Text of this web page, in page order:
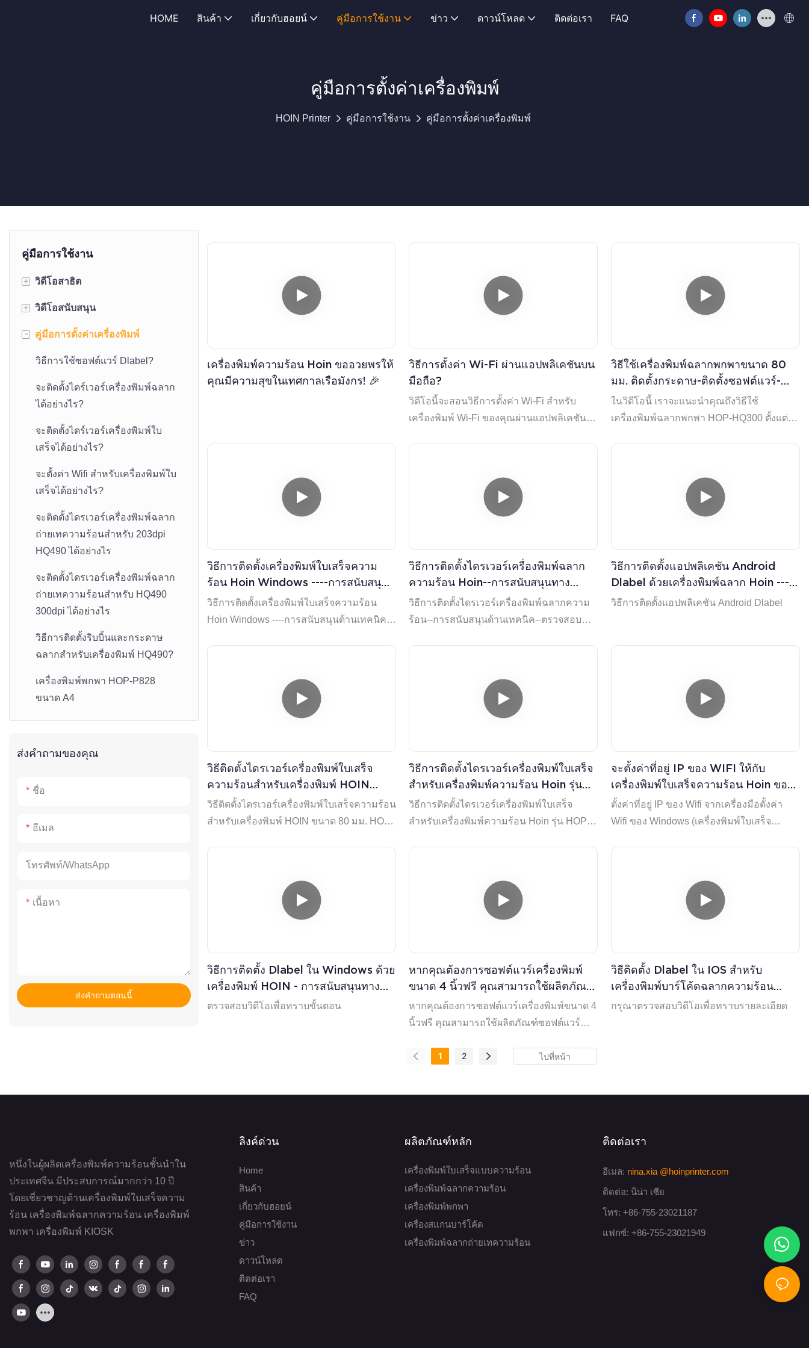
HOME สินค้า เกี่ยวกับฮอยน์ คู่มือการใช้งาน ข่าว ดาวน์โหลด ติดต่อเรา FAQ
คู่มือการตั้งค่าเครื่องพิมพ์
HOIN Printer คู่มือการใช้งาน คู่มือการตั้งค่าเครื่องพิมพ์
คู่มือการใช้งาน
+ วิดีโอสาธิต
เครื่องพิมพ์ความร้อน HOP-E58
เครื่องพิมพ์ความร้อน HOP-H58
เครื่องพิมพ์ความร้อน HOP-E582
เครื่องพิมพ์ความร้อน HOP-E801
มม.
อัตโนมัติ HOP-E803
ขนาด 80 มม.
เครื่องพิมพ์ความร้อนสัญญาณ
เครื่องพิมพ์ความร้อนแบบตัด
อัตโนมัติ HOP-H806 ขนาด 80
เครื่องพิมพ์พกพา HOP-HQ201 2
HL2200
ขนาด 3 นิ้ว
เครื่องพิมพ์ฉลากและใบเสร็จ
เครื่องพิมพ์ฉลากจัดส่ง HOP-H400
เครื่องพิมพ์ฉลากจัดส่ง HOP-
เครื่องพิมพ์พกพา HOP-E300
ขนาด 80 มม.
HOP-E583
A42 ขนาด A4
เครื่องสแกนบาร์โค้ด
เครื่องพิมพ์พกพา HOP-HQ400
ขนาด 4 นิ้ว
เครื่องพิมพ์พกพา HOP-P828
ขนาด A4
+ วิดีโอสนับสนุน
เครื่องพิมพ์ฉลากและใบเสร็จ
เครื่องพิมพ์ฉลากจัดส่ง HOP-H400
เครื่องพิมพ์ใบเสร็จ HOP-E801
ขนาด 80 มม.
เครื่องพิมพ์ตั้งโต๊ะ HOP-H58
ขนาด 58 มม.
เครื่องพิมพ์ใบเสร็จสัญญาณเตือน
ภัยในครัว HOP-H801
เครื่องพิมพ์ใบเสร็จพร้อมเครื่องตัด
มม.
เครื่องพิมพ์ใบเสร็จพร้อมเครื่องตัด
ขนาด 80 มม.
ขนาด 58 มม.
1 รุ่น HOP-HQ300
เครื่องพิมพ์ขนาดเล็ก HOP-MX7
เครื่องพิมพ์ขนาดเล็ก HOP-MX8
เครื่องพิมพ์พกพา HOP-E200
เครื่องพิมพ์ใบเสร็จขนาดเล็ก 2 นิ้ว
HOP-E582
เครื่องพิมพ์พกพา HOP-E583
- คู่มือการตั้งค่าเครื่องพิมพ์
วิธีการใช้ซอฟต์แวร์ Dlabel?
จะติดตั้งไดร์เวอร์เครื่องพิมพ์ฉลาก
ได้อย่างไร?
จะติดตั้งไดร์เวอร์เครื่องพิมพ์ใบ
เสร็จได้อย่างไร?
จะตั้งค่า Wifi สำหรับเครื่องพิมพ์ใบ
เสร็จได้อย่างไร?
จะติดตั้งไดรเวอร์เครื่องพิมพ์ฉลาก
ถ่ายเทความร้อนสำหรับ 203dpi
HQ490 ได้อย่างไร
จะติดตั้งไดรเวอร์เครื่องพิมพ์ฉลาก
ถ่ายเทความร้อนสำหรับ HQ490
300dpi ได้อย่างไร
วิธีการติดตั้งริบบิ้นและกระดาษ
ฉลากสำหรับเครื่องพิมพ์ HQ490?
เครื่องพิมพ์พกพา HOP-P828
ขนาด A4
ส่งคำถามของคุณ
ชื่อ
อีเมล
โทรศัพท์/WhatsApp
เนื้อหา
ส่งคำถามตอนนี้
เครื่องพิมพ์ความร้อน Hoin ขออวยพรให้
คุณมีความสุขในเทศกาลเรือมังกร! 🎉
วิธีการตั้งค่า Wi-Fi ผ่านแอปพลิเคชันบน
มือถือ?
วิดีโอนี้จะสอนวิธีการตั้งค่า Wi-Fi สำหรับ
เครื่องพิมพ์ Wi-Fi ของคุณผ่านแอปพลิเคชัน
วิธีใช้เครื่องพิมพ์ฉลากพกพาขนาด 80
มม. ติดตั้งกระดาษ-ติดตั้งซอฟต์แวร์-
พิมพ์ฉลาก
ในวิดีโอนี้ เราจะแนะนำคุณถึงวิธีใช้
เครื่องพิมพ์ฉลากพกพา HOP-HQ300 ตั้งแต่
ทราบรายละเอียดเกี่ยวกับวิธีใช้เครื่องพิมพ์นี้
ซึ่งง่ายและสะดวกมาก สำหรับรายละเอียดเพิ่ม
เติม โปรดตรวจสอบ www.hoinprinter.com
วิธีการติดตั้งเครื่องพิมพ์ใบเสร็จความ
ร้อน Hoin Windows ----การสนับสนุน
ด้านเทคนิค--ตรวจสอบวิดีโอ
วิธีการติดตั้งเครื่องพิมพ์ใบเสร็จความร้อน
Hoin Windows ----การสนับสนุนด้านเทคนิค--
วิธีการติดตั้งไดรเวอร์เครื่องพิมพ์ฉลาก
ความร้อน Hoin--การสนับสนุนทาง
เทคนิค--ตรวจสอบวิดีโอจากโรงงาน
วิธีการติดตั้งไดรเวอร์เครื่องพิมพ์ฉลากความ
ร้อน--การสนับสนุนด้านเทคนิค--ตรวจสอบ
วิธีการติดตั้งแอปพลิเคชัน Android
Dlabel ด้วยเครื่องพิมพ์ฉลาก Hoin ---
โปรดดูวิดีโอ
วิธีการติดตั้งแอปพลิเคชัน Android Dlabel
วิธีติดตั้งไดรเวอร์เครื่องพิมพ์ใบเสร็จ
ความร้อนสำหรับเครื่องพิมพ์ HOIN
ขนาด 80 มม. HOP-E802 - ตรวจสอบ
วิดีโอ
วิธีติดตั้งไดรเวอร์เครื่องพิมพ์ใบเสร็จความร้อน
สำหรับเครื่องพิมพ์ HOIN ขนาด 80 มม. HOP-
วิธีการติดตั้งไดรเวอร์เครื่องพิมพ์ใบเสร็จ
สำหรับเครื่องพิมพ์ความร้อน Hoin รุ่น
HOP-H806
วิธีการติดตั้งไดรเวอร์เครื่องพิมพ์ใบเสร็จ
สำหรับเครื่องพิมพ์ความร้อน Hoin รุ่น HOP-
จะตั้งค่าที่อยู่ IP ของ WIFI ให้กับ
เครื่องพิมพ์ใบเสร็จความร้อน Hoin ของ
คุณได้อย่างไร?
ตั้งค่าที่อยู่ IP ของ Wifi จากเครื่องมือตั้งค่า
Wifi ของ Windows (เครื่องพิมพ์ใบเสร็จ
วิธีการติดตั้ง Dlabel ใน Windows ด้วย
เครื่องพิมพ์ HOIN - การสนับสนุนทาง
เทคนิค - ตรวจสอบวิดีโอ
ตรวจสอบวิดีโอเพื่อทราบขั้นตอน
หากคุณต้องการซอฟต์แวร์เครื่องพิมพ์
ขนาด 4 นิ้วฟรี คุณสามารถใช้ผลิตภัณฑ์
ซอฟต์แวร์ 4Barcode นี้ได้ | HOIN
หากคุณต้องการซอฟต์แวร์เครื่องพิมพ์ขนาด 4
นิ้วฟรี คุณสามารถใช้ผลิตภัณฑ์ซอฟต์แวร์
นี่เป็นซอฟต์แวร์ฟรีที่รองรับการพิมพ์ PDF
www.hoinprinter.com
วิธีติดตั้ง Dlabel ใน IOS สำหรับ
เครื่องพิมพ์บาร์โค้ดฉลากความร้อน
Hoin
กรุณาตรวจสอบวิดีโอเพื่อทราบรายละเอียด
1 2
หนึ่งในผู้ผลิตเครื่องพิมพ์ความร้อนชั้นนำใน
ประเทศจีน มีประสบการณ์มากกว่า 10 ปี
โดยเชี่ยวชาญด้านเครื่องพิมพ์ใบเสร็จความ
ร้อน เครื่องพิมพ์ฉลากความร้อน เครื่องพิมพ์
พกพา เครื่องพิมพ์ KIOSK
ลิงค์ด่วน
Home
สินค้า
เกี่ยวกับฮอยน์
คู่มือการใช้งาน
ข่าว
ดาวน์โหลด
ติดต่อเรา
FAQ
ผลิตภัณฑ์หลัก
เครื่องพิมพ์ใบเสร็จแบบความร้อน
เครื่องพิมพ์ฉลากความร้อน
เครื่องพิมพ์พกพา
เครื่องสแกนบาร์โค้ด
เครื่องพิมพ์ฉลากถ่ายเทความร้อน
ติดต่อเรา
อีเมล: nina.xia @hoinprinter.com
ติดต่อ: นิน่า เซีย
โทร: +86-755-23021187
แฟกซ์: +86-755-23021949